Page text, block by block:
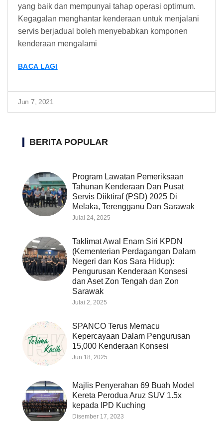
yang baik dan mempunyai tahap operasi optimum.
Kegagalan menghantar kenderaan untuk menjalani
servis berjadual boleh menyebabkan komponen
kenderaan mengalami
BACA LAGI
Jun 7, 2021
BERITA POPULAR
Program Lawatan Pemeriksaan
Tahunan Kenderaan Dan Pusat
Servis Diiktiraf (PSD) 2025 Di
Melaka, Terengganu Dan Sarawak
Julai 24, 2025
Taklimat Awal Enam Siri KPDN
(Kementerian Perdagangan Dalam
Negeri dan Kos Sara Hidup):
Pengurusan Kenderaan Konsesi
dan Aset Zon Tengah dan Zon
Sarawak
Julai 2, 2025
SPANCO Terus Memacu
Kepercayaan Dalam Pengurusan
15,000 Kenderaan Konsesi
Jun 18, 2025
Majlis Penyerahan 69 Buah Model
Kereta Perodua Aruz SUV 1.5x
kepada IPD Kuching
Disember 17, 2023